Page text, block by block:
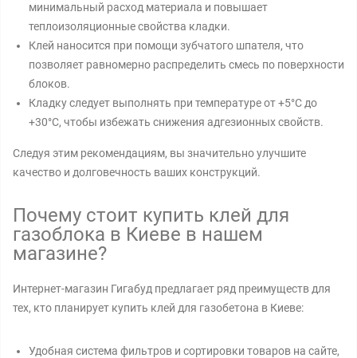
минимальный расход материала и повышает
теплоизоляционные свойства кладки.
Клей наносится при помощи зубчатого шпателя, что
позволяет равномерно распределить смесь по поверхности
блоков.
Кладку следует выполнять при температуре от +5°C до
+30°C, чтобы избежать снижения адгезионных свойств.
Следуя этим рекомендациям, вы значительно улучшите
качество и долговечность ваших конструкций.
Почему стоит купить клей для
газоблока в Киеве в нашем
магазине?
Интернет-магазин Гигабуд предлагает ряд преимуществ для
тех, кто планирует купить клей для газобетона в Киеве:
Удобная система фильтров и сортировки товаров на сайте,